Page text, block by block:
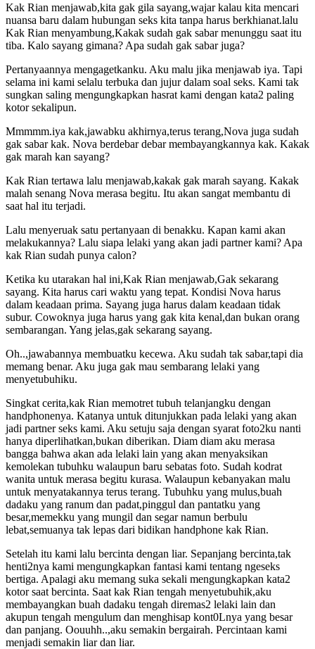
Kak Rian menjawab,kita gak gila sayang,wajar kalau kita mencari
nuansa baru dalam hubungan seks kita tanpa harus berkhianat.lalu
Kak Rian menyambung,Kakak sudah gak sabar menunggu saat itu
tiba. Kalo sayang gimana? Apa sudah gak sabar juga?
Pertanyaannya mengagetkanku. Aku malu jika menjawab iya. Tapi
selama ini kami selalu terbuka dan jujur dalam soal seks. Kami tak
sungkan saling mengungkapkan hasrat kami dengan kata2 paling
kotor sekalipun.
Mmmmm.iya kak,jawabku akhirnya,terus terang,Nova juga sudah
gak sabar kak. Nova berdebar debar membayangkannya kak. Kakak
gak marah kan sayang?
Kak Rian tertawa lalu menjawab,kakak gak marah sayang. Kakak
malah senang Nova merasa begitu. Itu akan sangat membantu di
saat hal itu terjadi.
Lalu menyeruak satu pertanyaan di benakku. Kapan kami akan
melakukannya? Lalu siapa lelaki yang akan jadi partner kami? Apa
kak Rian sudah punya calon?
Ketika ku utarakan hal ini,Kak Rian menjawab,Gak sekarang
sayang. Kita harus cari waktu yang tepat. Kondisi Nova harus
dalam keadaan prima. Sayang juga harus dalam keadaan tidak
subur. Cowoknya juga harus yang gak kita kenal,dan bukan orang
sembarangan. Yang jelas,gak sekarang sayang.
Oh..,jawabannya membuatku kecewa. Aku sudah tak sabar,tapi dia
memang benar. Aku juga gak mau sembarang lelaki yang
menyetubuhiku.
Singkat cerita,kak Rian memotret tubuh telanjangku dengan
handphonenya. Katanya untuk ditunjukkan pada lelaki yang akan
jadi partner seks kami. Aku setuju saja dengan syarat foto2ku nanti
hanya diperlihatkan,bukan diberikan. Diam diam aku merasa
bangga bahwa akan ada lelaki lain yang akan menyaksikan
kemolekan tubuhku walaupun baru sebatas foto. Sudah kodrat
wanita untuk merasa begitu kurasa. Walaupun kebanyakan malu
untuk menyatakannya terus terang. Tubuhku yang mulus,buah
dadaku yang ranum dan padat,pinggul dan pantatku yang
besar,memekku yang mungil dan segar namun berbulu
lebat,semuanya tak lepas dari bidikan handphone kak Rian.
Setelah itu kami lalu bercinta dengan liar. Sepanjang bercinta,tak
henti2nya kami mengungkapkan fantasi kami tentang ngeseks
bertiga. Apalagi aku memang suka sekali mengungkapkan kata2
kotor saat bercinta. Saat kak Rian tengah menyetubuhik,aku
membayangkan buah dadaku tengah diremas2 lelaki lain dan
akupun tengah mengulum dan menghisap kont0Lnya yang besar
dan panjang. Oouuhh..,aku semakin bergairah. Percintaan kami
menjadi semakin liar dan liar.